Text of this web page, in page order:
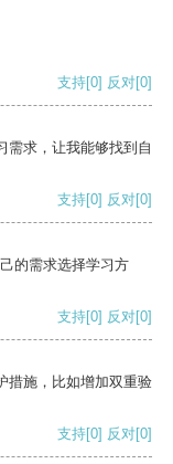
支持[0] 反对[0]
需求，让我能够找到自
支持[0] 反对[0]
的需求选择学习方
支持[0] 反对[0]
措施，比如增加双重验
支持[0] 反对[0]